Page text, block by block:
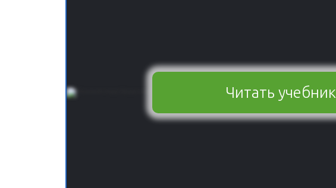
Читать учебник